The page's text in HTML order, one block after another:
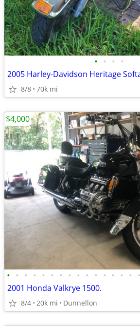
• • • •
2005 Harley-Davidson Heritage
8/8 70k mi
• • • • • • • • • • • • • • • •
2001 Honda Valkrye 1500.
8/4 20k mi Dunnellon
$4,000